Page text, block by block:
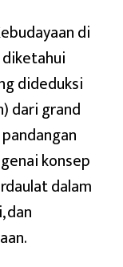
di
dideduksi
dari grand
konsep
dalam
dan